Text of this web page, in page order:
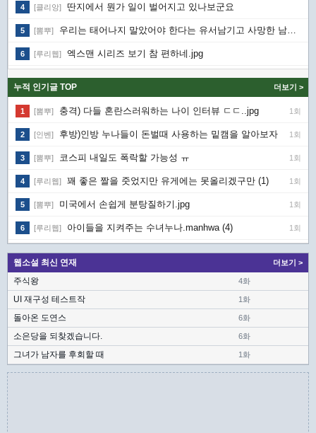
4 [클리앙] 딴지에서 뭔가 일이 벌어지고 있나보군요
5 [뽐뿌] 우리는 태어나지 말았어야 한다는 유서남기고 사망한 남매.jpg
6 [루리웹] 엑스맨 시리즈 보기 참 편하네.jpg
누적 인기글 TOP 더보기 >
1 [뽐뿌] 충격) 다들 혼란스러워하는 나이 인터뷰 ㄷㄷ..jpg 1회
2 [인벤] 후방)인방 누나들이 돈벌때 사용하는 밑캠을 알아보자 1회
3 [뽐뿌] 코스피 내일도 폭락할 가능성 ㅠ 1회
4 [루리웹] 꽤 좋은 짤을 줏었지만 유게에는 못올리겠구만 (1) 1회
5 [뽐뿌] 미국에서 손쉽게 분탕질하기.jpg 1회
6 [루리웹] 아이들을 지켜주는 수녀누나.manhwa (4) 1회
웹소설 최신 연재 더보기 >
주식왕 4화
UI 재구성 테스트작 1화
돌아온 도연스 6화
소은당을 되찾겠습니다. 6화
그녀가 남자를 후회할 때 1화